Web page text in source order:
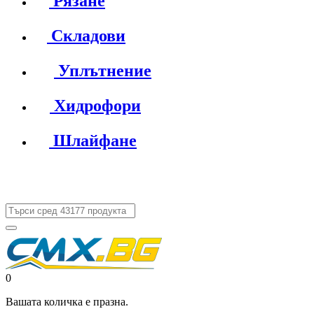
Складови
Уплътнение
Хидрофори
Шлайфане
0
Вашата количка е празна.